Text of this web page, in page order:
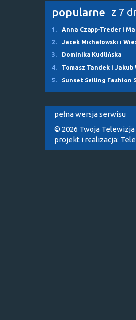
popularne z 7
1. Anna Czapp-Treder i
2.
Jacek Michałowski i
3.
Dominika Kudlińska
4.
Tomasz Tandek i
5.
Sunset Sailing Fashion
pełna wersja serwisu
© 2026 Twoja Telewizja
projekt i realizacja: